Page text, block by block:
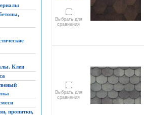
Клеи
пропитки,
Выбрать для
сравнения
Выбрать для
сравнения